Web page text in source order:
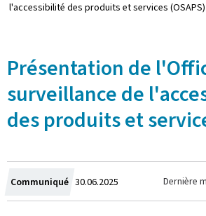
l'accessibilité des produits et services (OSAPS)
Présentation de
surveillance de
des produits et
Communiqué Crée
le
30.06.2025 Dernière